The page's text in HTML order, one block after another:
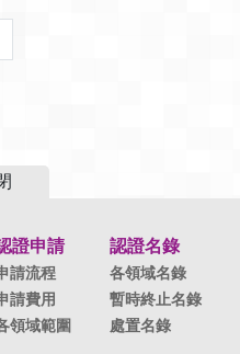
證申請
請流程
請費用
領域範圍
認證名錄
各領域名錄
暫時終止名錄
處置名錄